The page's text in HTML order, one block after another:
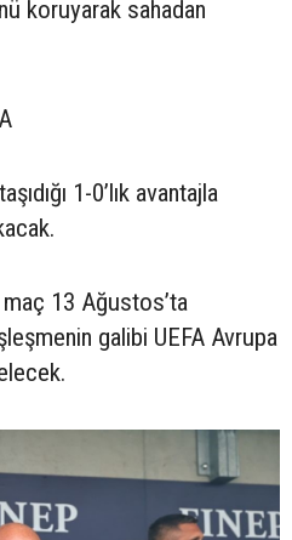
koruyarak sahadan
1-0’lık avantajla
maç 13 Ağustos’ta
galibi UEFA Avrupa